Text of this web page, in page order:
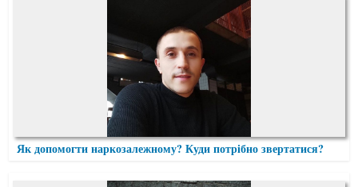
Як допомогти наркозалежному? Куди потрібно звертатися?